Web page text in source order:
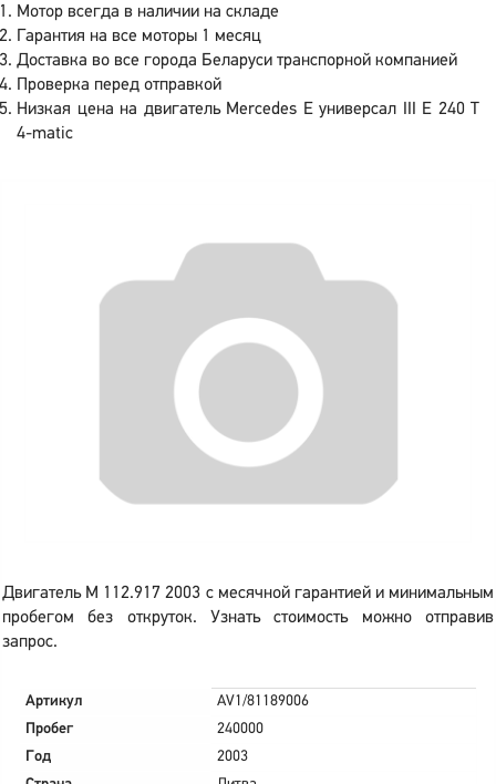
Мотор всегда в наличии на складе
Гарантия на все моторы 1 месяц
Доставка во все города Беларуси транспорной компанией
Проверка перед отправкой
Низкая цена на двигатель Mercedes E универсал III E 240 T
4-matic
Двигатель M 112.917 2003 с месячной гарантией и минимальным
пробегом без откруток. Узнать стоимость можно отправив
запрос.
Артикул
AV1/81189006
Пробег
240000
Год
2003